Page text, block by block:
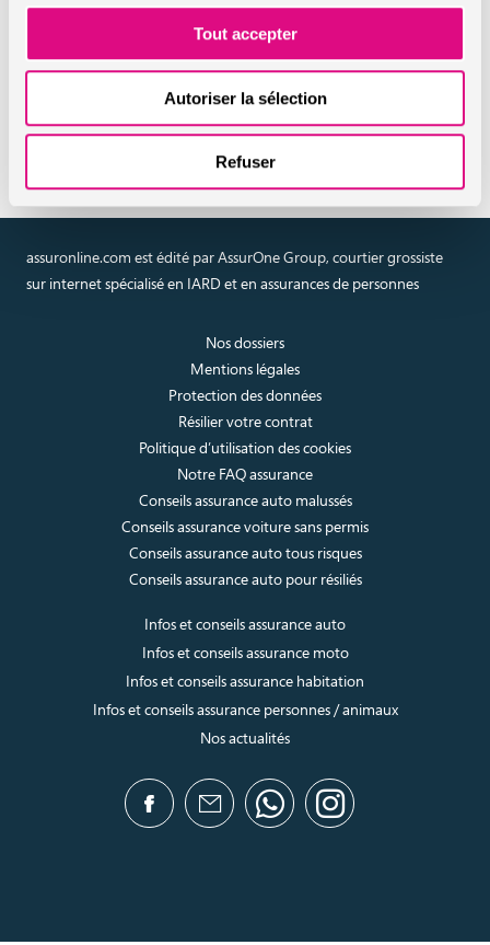
Tout accepter
Autoriser la sélection
Refuser
auto
Réaliser un devis en ligne
assurance auto
assuronline.com est édité par AssurOne Group, courtier grossiste
sur internet spécialisé en IARD et en assurances de personnes
Nos dossiers
Mentions légales
Protection des données
Résilier votre contrat
Politique d’utilisation des cookies
Notre FAQ assurance
Conseils assurance auto malussés
Conseils assurance voiture sans permis
Conseils assurance auto tous risques
Conseils assurance auto pour résiliés
Infos et conseils assurance auto
Infos et conseils assurance moto
Infos et conseils assurance habitation
Infos et conseils assurance personnes / animaux
Nos actualités